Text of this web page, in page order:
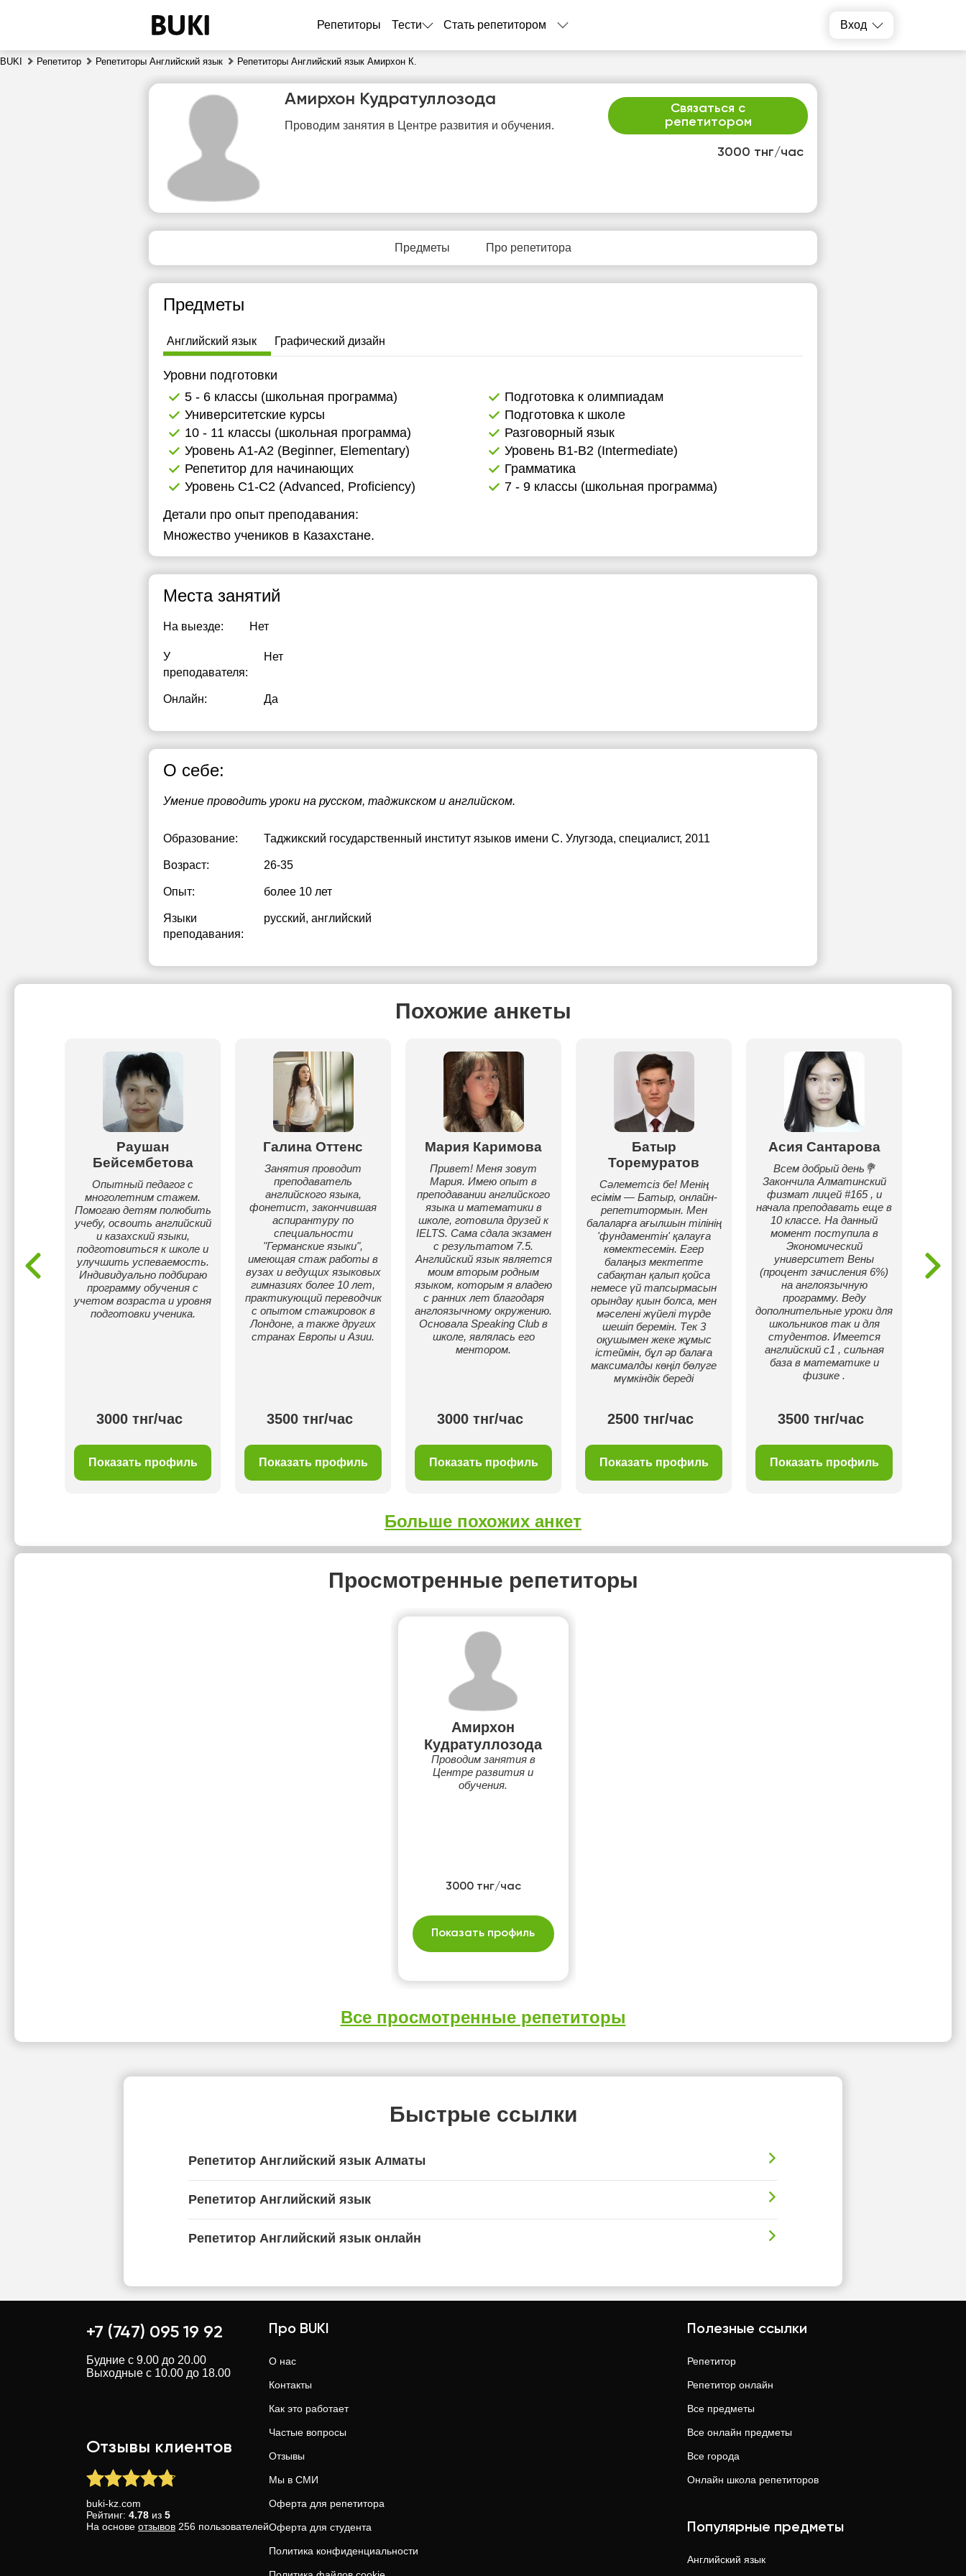
Репетиторы Тести Стать репетитором Вход
BUKI Репетитор Репетиторы Английский язык Репетиторы Английский язык Амирхон К.
3000 тнг/час
Связаться с
репетитором
Амирхон Кудратуллозода
Проводим занятия в Центре развития и обучения.
Предметы Про репетитора
Предметы
Английский язык Графический дизайн
Уровни подготовки
5 - 6 классы (школьная программа)
Подготовка к олимпиадам
Университетские курсы
Подготовка к школе
10 - 11 классы (школьная программа)
Разговорный язык
Уровень А1-А2 (Beginner, Elementary)
Уровень B1-B2 (Intermediate)
Репетитор для начинающих
Грамматика
Уровень C1-C2 (Advanced, Proficiency)
7 - 9 классы (школьная программа)
Детали про опыт преподавания:
Множество учеников в Казахстане.
Места занятий
На выезде: Нет
У
преподавателя:
Нет
Онлайн: Да
О себе:
Умение проводить уроки на русском, таджикском и английском.
Образование: Таджикский государственный институт языков имени С. Улугзода, специалист, 2011
Возраст: 26-35
Опыт: более 10 лет
Языки
преподавания:
русский, английский
Похожие анкеты
Раушан
Бейсембетова
Опытный педагог с
многолетним стажем.
Помогаю детям полюбить
учебу, освоить английский
и казахский языки,
подготовиться к школе и
улучшить успеваемость.
Индивидуально подбираю
программу обучения с
учетом возраста и уровня
подготовки ученика.
3000 тнг/час
Показать профиль
Галина Оттенс
Занятия проводит
преподаватель
английского языка,
фонетист, закончившая
аспирантуру по
специальности
"Германские языки",
имеющая стаж работы в
вузах и ведущих языковых
гимназиях более 10 лет,
практикующий переводчик
с опытом стажировок в
Лондоне, а также других
странах Европы и Азии.
3500 тнг/час
Показать профиль
Мария Каримова
Привет! Меня зовут
Мария. Имею опыт в
преподавании английского
языка и математики в
школе, готовила друзей к
IELTS. Сама сдала экзамен
с результатом 7.5.
Английский язык является
моим вторым родным
языком, которым я владею
с ранних лет благодаря
англоязычному окружению.
Основала Speaking Club в
школе, являлась его
ментором.
3000 тнг/час
Показать профиль
Батыр
Торемуратов
Сәлеметсіз бе! Менің
есімім — Батыр, онлайн-
репетитормын. Мен
балаларға ағылшын тілінің
'фундаментін' қалауға
көмектесемін. Егер
балаңыз мектепте
сабақтан қалып қойса
немесе үй тапсырмасын
орындау қиын болса, мен
мәселені жүйелі түрде
шешіп беремін. Тек 3
оқушымен жеке жұмыс
істеймін, бұл әр балаға
максималды көңіл бөлуге
мүмкіндік береді
2500 тнг/час
Показать профиль
Асия Сантарова
Всем добрый день💐
Закончила Алматинский
физмат лицей #165 , и
начала преподавать еще в
10 классе. На данный
момент поступила в
Экономический
университет Вены
(процент зачисления 6%)
на англоязычную
программу. Веду
дополнительные уроки для
школьников так и для
студентов. Имеется
английский с1 , сильная
база в математике и
физике .
3500 тнг/час
Показать профиль
Больше похожих анкет
Просмотренные репетиторы
Амирхон
Кудратуллозода
Проводим занятия в
Центре развития и
обучения.
3000 тнг/час
Показать профиль
Все просмотренные репетиторы
Быстрые ссылки
Репетитор Английский язык Алматы
Репетитор Английский язык
Репетитор Английский язык онлайн
пт
7
8
9
10
11
12
13
свободных
16:30
17:30
18:30
19:00
19:30
20:00
Нет
свободных
Нет
свободных
Нет
свободных
свободных
свободных
+7 (747) 095 19 92
Будние с 9.00 до 20.00
Выходные с 10.00 до 18.00
Отзывы клиентов
buki-kz.com
Рейтинг: 4.78 из 5
На основе отзывов 256 пользователей
Про BUKI
О нас
Контакты
Как это работает
Частые вопросы
Отзывы
Мы в СМИ
Оферта для репетитора
Оферта для студента
Политика конфиденциальности
Полезные ссылки
Репетитор
Репетитор онлайн
Все предметы
Все онлайн предметы
Все города
Онлайн школа репетиторов
Популярные предметы
Английский язык